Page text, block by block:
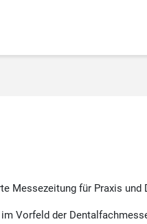
Messezeitung für Praxis
Vorfeld der